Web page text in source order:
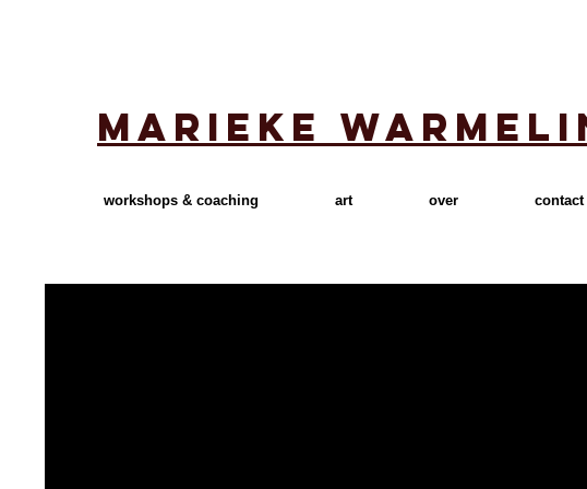
marieke
workshops & coaching art over contact